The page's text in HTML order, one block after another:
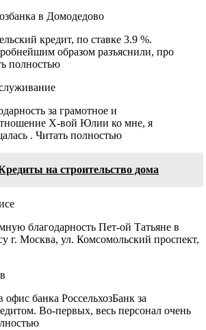
в Домодедово
кредит, по ставке 3.9 %.
образом разъяснили, про
полностью
за грамотное и
Х-вой Юлии ко мне, я
. Читать полностью
на строительство дома
благодарность Пет-ой Татьяне в
г. Москва, ул. Комсомольский проспект,
офис банка РоссельхозБанк за
Во-первых, весь персонал очень